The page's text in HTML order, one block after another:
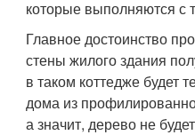
которые выполняются с
Главное достоинство
стены жилого здания
в таком коттедже будет
дома из
а значит, дерево не